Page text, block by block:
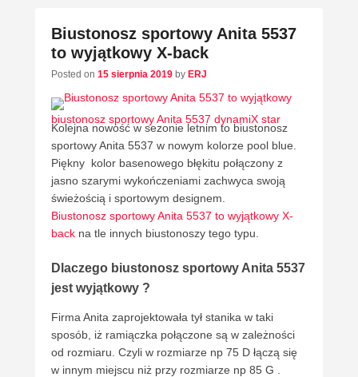
Biustonosz sportowy Anita 5537
to wyjątkowy X-back
Posted on 15 sierpnia 2019 by ERJ
biustonosz sportowy Anita 5537 dynamiX star
Kolejna nowość w sezonie letnim to biustonosz
sportowy Anita 5537 w nowym kolorze pool blue.
Piękny kolor basenowego błękitu połączony z
jasno szarymi wykończeniami zachwyca swoją
świeżością i sportowym designem.
Biustonosz sportowy Anita 5537 to wyjątkowy X-
back na tle innych biustonoszy tego typu.
Dlaczego biustonosz sportowy Anita 5537
jest wyjątkowy ?
Firma Anita zaprojektowała tył stanika w taki
sposób, iż ramiączka połączone są w zależności
od rozmiaru. Czyli w rozmiarze np 75 D łączą się
w innym miejscu niż przy rozmiarze np 85 G .